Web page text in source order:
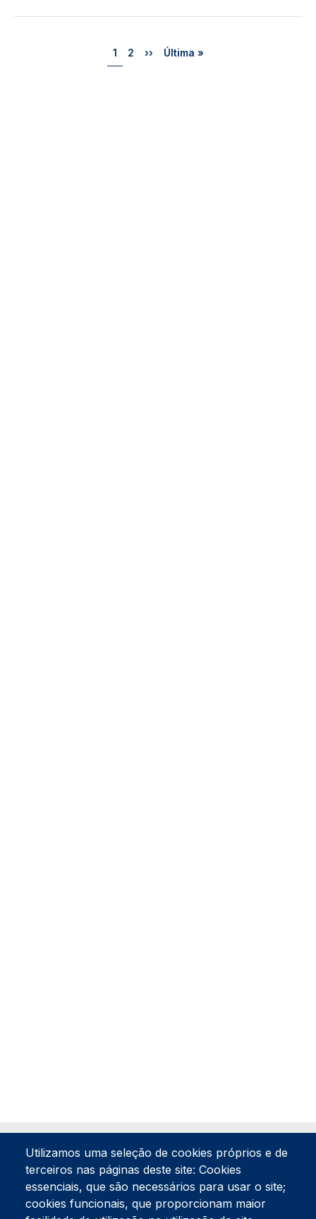
Página
1 Página
2 Próxima página
›› Última página
Última »
Utilizamos uma seleção de cookies próprios e de
terceiros nas páginas deste site: Cookies
essenciais, que são necessários para usar o site;
cookies funcionais, que proporcionam maior